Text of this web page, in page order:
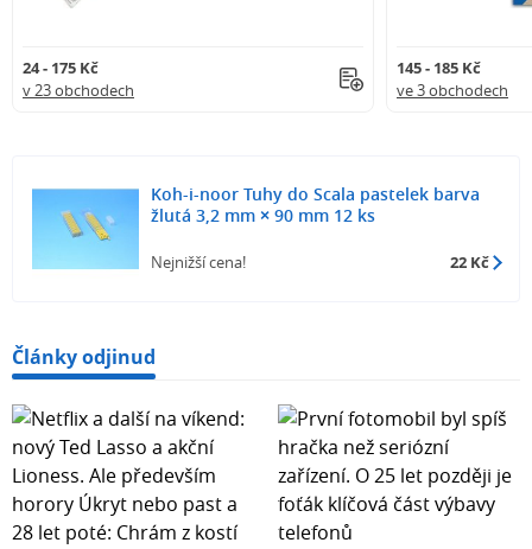
24 - 175 Kč
v 23 obchodech
145 - 185 Kč
ve 3 obchodech
Koh-i-noor Tuhy do Scala pastelek barva
žlutá 3,2 mm × 90 mm 12 ks
Nejnižší cena! 22 Kč
Články odjinud